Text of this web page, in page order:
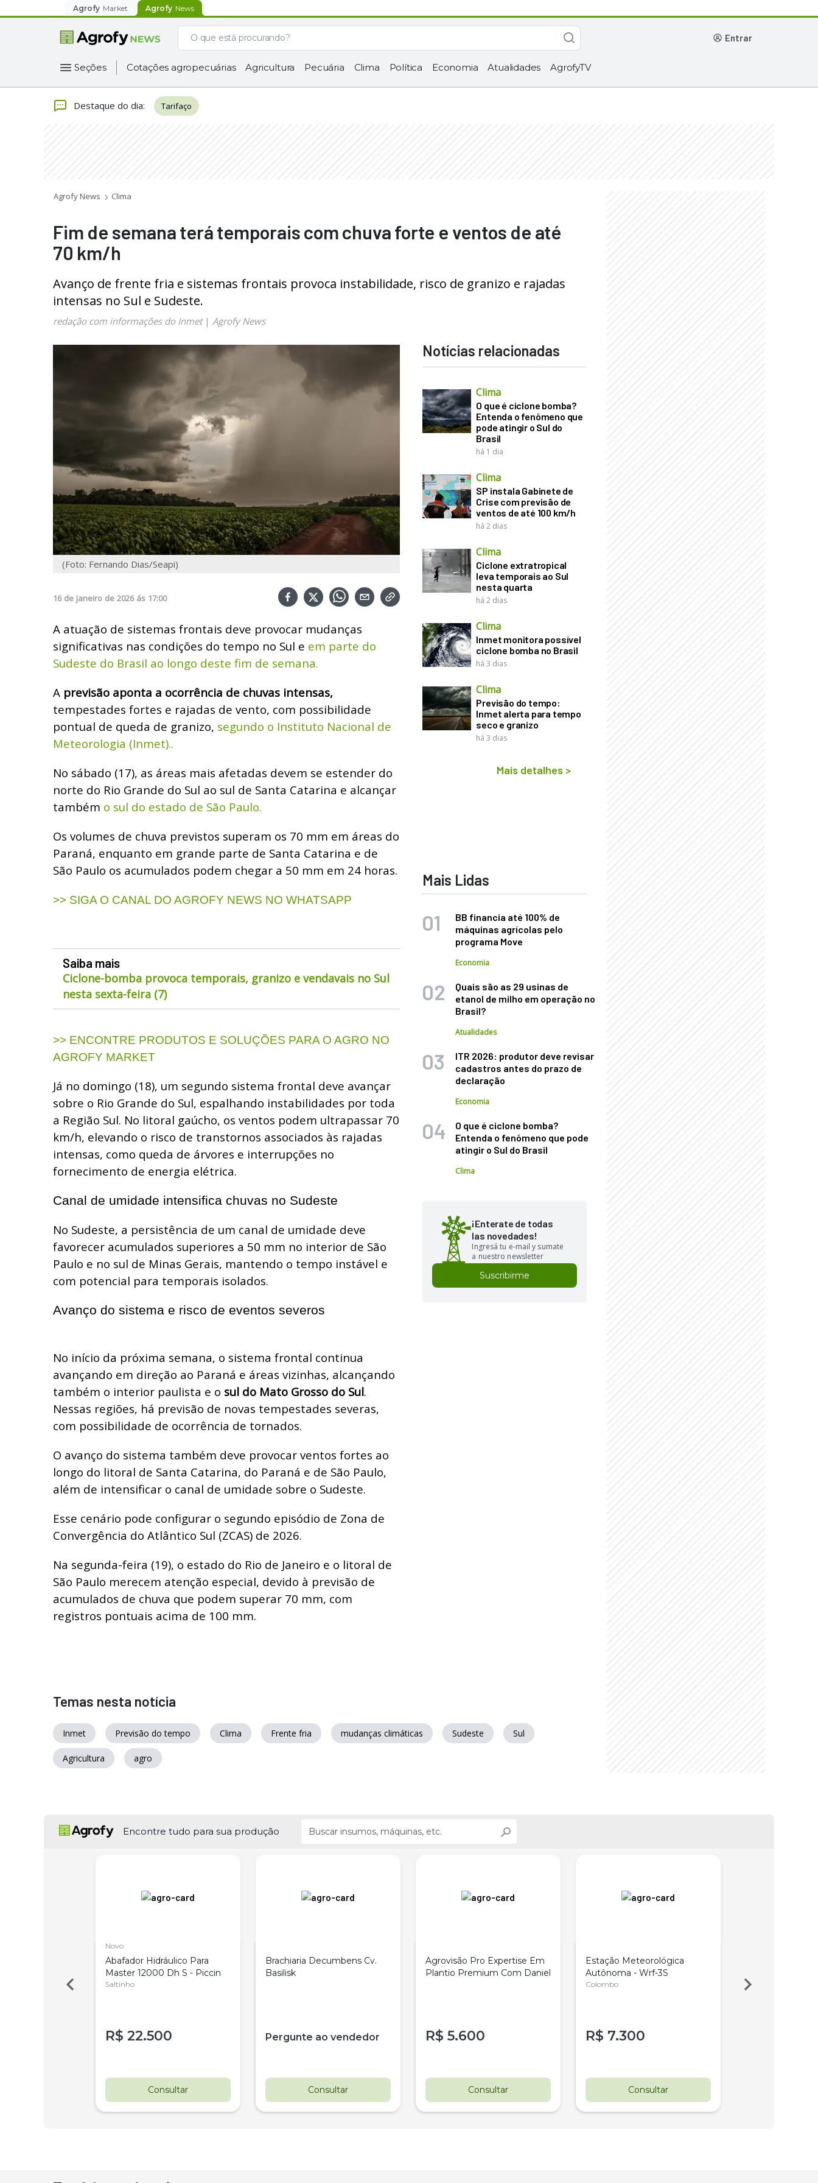
Agrofy Market Agrofy News
entrar
Seções Cotações agropecuárias Agricultura Pecuária Clima Política Economia Atualidades AgrofyTV
Destaque do dia: Tarifaço
Agrofy News Clima
Fim de semana terá temporais com chuva forte e ventos de até
70 km/h
Avanço de frente fria e sistemas frontais provoca instabilidade, risco de granizo e rajadas
intensas no Sul e Sudeste.
redação com informações do Inmet| Agrofy News
(Foto: Fernando Dias/Seapi)
16 de Janeiro de 2026 ás 17:00
A atuação de sistemas frontais deve provocar mudanças
significativas nas condições do tempo no Sul e em parte do
Sudeste do Brasil ao longo deste fim de semana.
A previsão aponta a ocorrência de chuvas intensas,
tempestades fortes e rajadas de vento, com possibilidade
pontual de queda de granizo, segundo o Instituto Nacional de
Meteorologia (Inmet)..
No sábado (17), as áreas mais afetadas devem se estender do
norte do Rio Grande do Sul ao sul de Santa Catarina e alcançar
também o sul do estado de São Paulo.
Os volumes de chuva previstos superam os 70 mm em áreas do
Paraná, enquanto em grande parte de Santa Catarina e de
São Paulo os acumulados podem chegar a 50 mm em 24 horas.
>> SIGA O CANAL DO AGROFY NEWS NO WHATSAPP
Saiba mais
Ciclone-bomba provoca temporais, granizo e vendavais no Sul
nesta sexta-feira (7)
>> ENCONTRE PRODUTOS E SOLUÇÕES PARA O AGRO NO
AGROFY MARKET
Já no domingo (18), um segundo sistema frontal deve avançar
sobre o Rio Grande do Sul, espalhando instabilidades por toda
a Região Sul. No litoral gaúcho, os ventos podem ultrapassar 70
km/h, elevando o risco de transtornos associados às rajadas
intensas, como queda de árvores e interrupções no
fornecimento de energia elétrica.
Canal de umidade intensifica chuvas no Sudeste
No Sudeste, a persistência de um canal de umidade deve
favorecer acumulados superiores a 50 mm no interior de São
Paulo e no sul de Minas Gerais, mantendo o tempo instável e
com potencial para temporais isolados.
Avanço do sistema e risco de eventos severos
No início da próxima semana, o sistema frontal continua
avançando em direção ao Paraná e áreas vizinhas, alcançando
também o interior paulista e o sul do Mato Grosso do Sul.
Nessas regiões, há previsão de novas tempestades severas,
com possibilidade de ocorrência de tornados.
O avanço do sistema também deve provocar ventos fortes ao
longo do litoral de Santa Catarina, do Paraná e de São Paulo,
além de intensificar o canal de umidade sobre o Sudeste.
Esse cenário pode configurar o segundo episódio de Zona de
Convergência do Atlântico Sul (ZCAS) de 2026.
Na segunda-feira (19), o estado do Rio de Janeiro e o litoral de
São Paulo merecem atenção especial, devido à previsão de
acumulados de chuva que podem superar 70 mm, com
registros pontuais acima de 100 mm.
Notícias relacionadas
Clima
O que é ciclone bomba?
Entenda o fenômeno que
pode atingir o Sul do
Brasil
há 1 dia
Clima
SP instala Gabinete de
Crise com previsão de
ventos de até 100 km/h
há 2 dias
Clima
Ciclone extratropical
leva temporais ao Sul
nesta quarta
há 2 dias
Clima
Inmet monitora possível
ciclone bomba no Brasil
há 3 dias
Clima
Previsão do tempo:
Inmet alerta para tempo
seco e granizo
há 3 dias
Mais detalhes >
Mais Lidas
BB financia até 100% de
máquinas agrícolas pelo
programa Move
Economia
Quais são as 29 usinas de
etanol de milho em operação no
Brasil?
Atualidades
ITR 2026: produtor deve revisar
cadastros antes do prazo de
declaração
Economia
O que é ciclone bomba?
Entenda o fenômeno que pode
atingir o Sul do Brasil
Clima
¡Enterate de todas
las novedades!
Ingresá tu e-mail y sumate
a nuestro newsletter
Suscribirme
Temas nesta notícia
Inmet Previsão do tempo Clima Frente fria mudanças climáticas Sudeste Sul
Agricultura agro
Encontre tudo para sua produção
Novo
Abafador Hidráulico Para
Master 12000 Dh S - Piccin
Saltinho
R$ 22.500
Consultar
Brachiaria Decumbens Cv.
Basilisk
Pergunte ao vendedor
Consultar
Agrovisão Pro Expertise Em
Plantio Premium Com Daniel
R$ 5.600
Consultar
Estação Meteorológica
Autônoma - Wrf-3S
Colombo
R$ 7.300
Consultar
00-60